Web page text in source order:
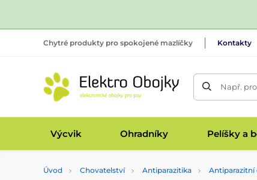
Chytré produkty pro spokojené mazlíčky Kontakty
Např.
Výcvik Ohradníky Pelíšky a
Úvod Chovatelství Antiparazitika Antiparazitní